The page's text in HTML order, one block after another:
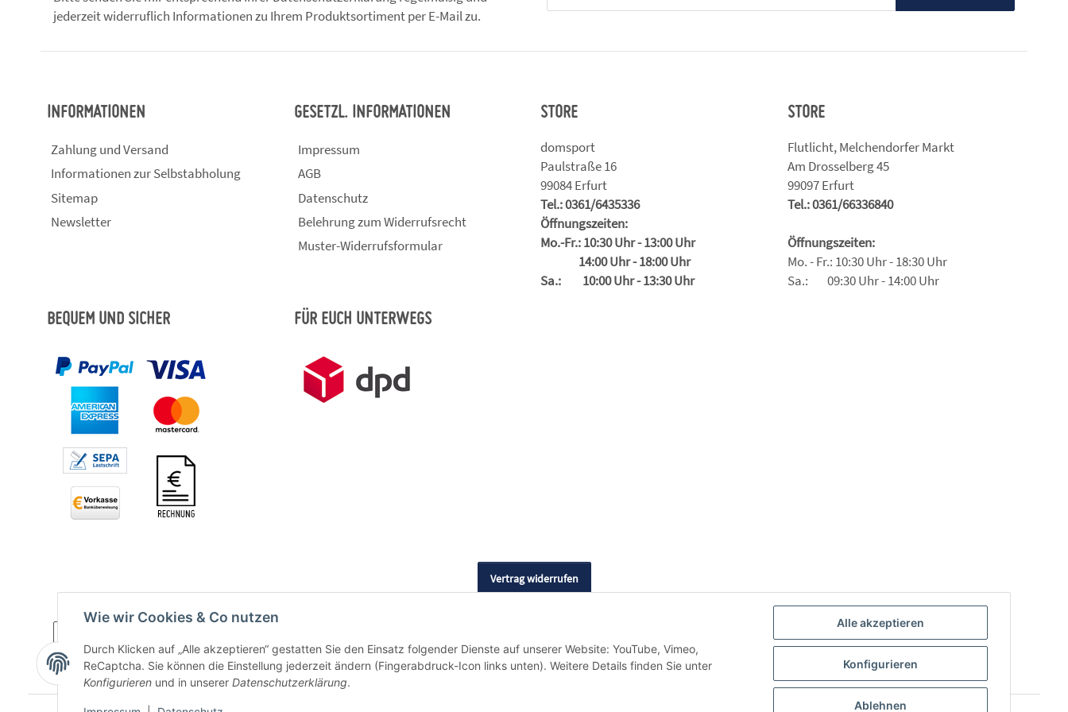
Alle akzeptieren
Konfigurieren
Ablehnen
Wie wir Cookies & Co nutzen
Durch Klicken auf „Alle akzeptieren“ gestatten Sie den Einsatz folgender Dienste auf unserer Website: YouTube, Vimeo,
ReCaptcha. Sie können die Einstellung jederzeit ändern (Fingerabdruck-Icon links unten). Weitere Details finden Sie unter
Konfigurieren und in unserer Datenschutzerklärung.
jederzeit widerruflich Informationen zu Ihrem Produktsortiment per E-Mail zu.
INFORMATIONEN
Zahlung und Versand
Informationen zur Selbstabholung
Sitemap
Newsletter
GESETZL. INFORMATIONEN
Impressum
AGB
Datenschutz
Belehrung zum Widerrufsrecht
Muster-Widerrufsformular
STORE
domsport
Paulstraße 16
99084 Erfurt
Tel.: 0361/6435336
Öffnungszeiten:
Mo.-Fr.: 10:30 Uhr - 13:00 Uhr
14:00 Uhr - 18:00 Uhr
Sa.: 10:00 Uhr - 13:30 Uhr
STORE
Flutlicht, Melchendorfer Markt
Am Drosselberg 45
99097 Erfurt
Tel.: 0361/66336840
Öffnungszeiten:
Mo. - Fr.: 10:30 Uhr - 18:30 Uhr
Sa.: 09:30 Uhr - 14:00 Uhr
BEQUEM UND SICHER FÜR EUCH UNTERWEGS
Vertrag widerrufen
* Alle Preise inkl. gesetzlicher USt., zzgl.Versand